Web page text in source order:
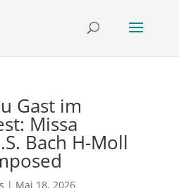
Gast im
Missa
Bach H-Moll
| Mai 18, 2026